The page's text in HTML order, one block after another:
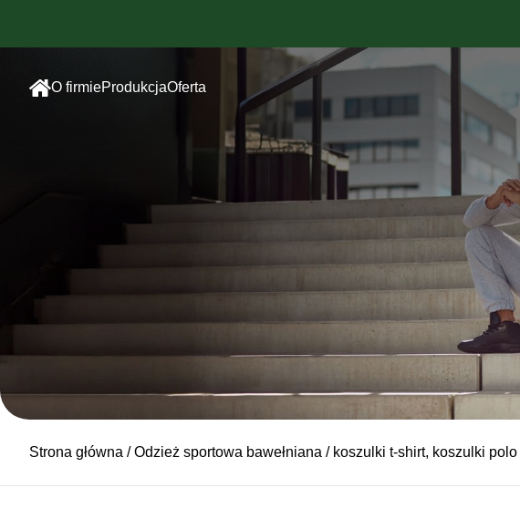
O firmieProdukcjaOferta
Odzież sportowa
sublimowana
bawełniana
Dodatki/Akcesoria
Strona główna /Odzież sportowa bawełniana / koszulki t-shirt, koszulki polo